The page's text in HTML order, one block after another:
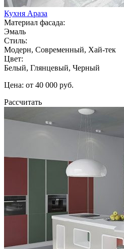
Кухня Араза
Материал фасада:
Эмаль
Стиль:
Модерн, Современный, Хай-тек
Цвет:
Белый, Глянцевый, Черный
Цена: от 40 000 руб.
Рассчитать